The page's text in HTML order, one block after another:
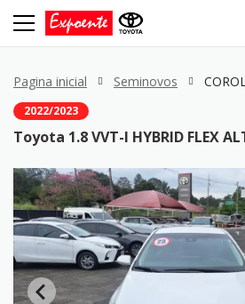
Pagina inicial Seminovos
2022/2023
Toyota 1.8 VVT-I HYBRID FLEX